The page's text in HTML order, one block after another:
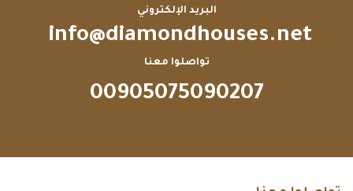
البريد الإلكتروني
info@diamondhouses.net
تواصلوا معنا
00905075090207